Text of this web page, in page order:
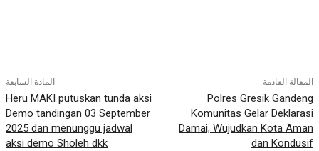
المادة السابقة
Heru MAKI putuskan tunda aksi
Demo tandingan 03 September
2025 dan menunggu jadwal
aksi demo Sholeh dkk
المقالة القادمة
Polres Gresik Gandeng
Komunitas Gelar Deklarasi
Damai, Wujudkan Kota Aman
dan Kondusif